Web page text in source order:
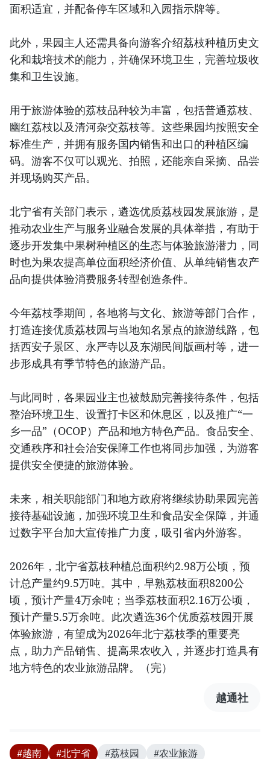
面积适宜，并配备停车区域和入园指示牌等。
此外，果园主人还需具备向游客介绍荔枝种植历史文
化和栽培技术的能力，并确保环境卫生，完善垃圾收
集和卫生设施。
用于旅游体验的荔枝品种较为丰富，包括普通荔枝、
幽红荔枝以及清河杂交荔枝等。这些果园均按照安全
标准生产，并拥有服务国内销售和出口的种植区编
码。游客不仅可以观光、拍照，还能亲自采摘、品尝
并现场购买产品。
北宁省有关部门表示，遴选优质荔枝园发展旅游，是
推动农业生产与服务业融合发展的具体举措，有助于
逐步开发集中果树种植区的生态与体验旅游潜力，同
时也为果农提高单位面积经济价值、从单纯销售农产
品向提供体验消费服务转型创造条件。
今年荔枝季期间，各地将与文化、旅游等部门合作，
打造连接优质荔枝园与当地知名景点的旅游线路，包
括西安子景区、永严寺以及东湖民间版画村等，进一
步形成具有季节特色的旅游产品。
与此同时，各果园业主也被鼓励完善接待条件，包括
整治环境卫生、设置打卡区和休息区，以及推广“一
乡一品”（OCOP）产品和地方特色产品。食品安全、
交通秩序和社会治安保障工作也将同步加强，为游客
提供安全便捷的旅游体验。
未来，相关职能部门和地方政府将继续协助果园完善
接待基础设施，加强环境卫生和食品安全保障，并通
过数字平台加大宣传推广力度，吸引省内外游客。
2026年，北宁省荔枝种植总面积约2.98万公顷，预
计总产量约9.5万吨。其中，早熟荔枝面积8200公
顷，预计产量4万余吨；当季荔枝面积2.16万公顷，
预计产量5.5万余吨。此次遴选36个优质荔枝园开展
体验旅游，有望成为2026年北宁荔枝季的重要亮
点，助力产品销售、提高果农收入，并逐步打造具有
地方特色的农业旅游品牌。（完）
越通社
#越南 #北宁省 #荔枝园 #农业旅游